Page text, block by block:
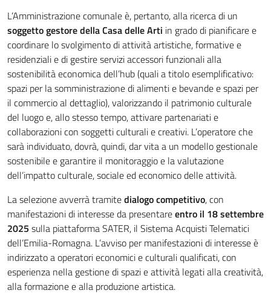
L’Amministrazione comunale è, pertanto, alla ricerca di un
soggetto gestore della Casa delle Arti in grado di pianificare e
coordinare lo svolgimento di attività artistiche, formative e
residenziali e di gestire servizi accessori funzionali alla
sostenibilità economica dell’hub (quali a titolo esemplificativo:
spazi per la somministrazione di alimenti e bevande e spazi per
il commercio al dettaglio), valorizzando il patrimonio culturale
del luogo e, allo stesso tempo, attivare partenariati e
collaborazioni con soggetti culturali e creativi. L’operatore che
sarà individuato, dovrà, quindi, dar vita a un modello gestionale
sostenibile e garantire il monitoraggio e la valutazione
dell’impatto culturale, sociale ed economico delle attività.
La selezione avverrà tramitedialogo competitivo, con
manifestazioni di interesse da presentareentro il 18 settembre
2025 sulla piattaforma SATER, il Sistema Acquisti Telematici
dell’Emilia-Romagna. L’avviso per manifestazioni di interesse è
indirizzato a operatori economici e culturali qualificati, con
esperienza nella gestione di spazi e attività legati alla creatività,
alla formazione e alla produzione artistica.